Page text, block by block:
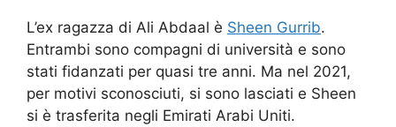
L’ex ragazza di Ali Abdaal è Sheen Gurrib.
Entrambi sono compagni di università e sono
stati fidanzati per quasi tre anni. Ma nel 2021,
per motivi sconosciuti, si sono lasciati e Sheen
si è trasferita negli Emirati Arabi Uniti.